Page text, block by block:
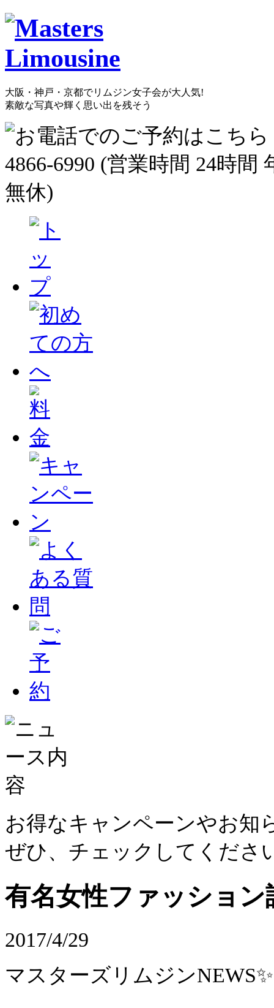
大阪・神戸・京都でリムジン女子会が大人気!
素敵な写真や輝く思い出を残そう
お得なキャンペーンやお知
ぜひ、チェックしてくださ
有名女性ファッション
2017/4/29
マスターズリムジンNEWS✨